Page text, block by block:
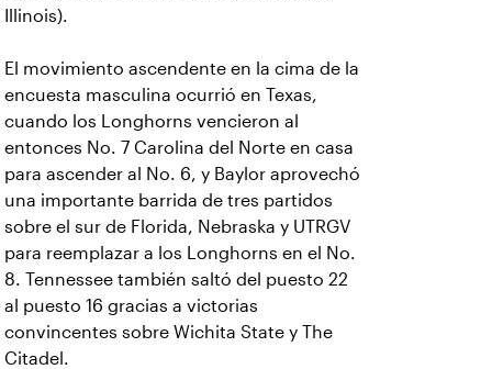
Illinois).
El movimiento ascendente en la cima de la
encuesta masculina ocurrió en Texas,
cuando los Longhorns vencieron al
entonces No. 7 Carolina del Norte en casa
para ascender al No. 6, y Baylor aprovechó
una importante barrida de tres partidos
sobre el sur de Florida, Nebraska y UTRGV
para reemplazar a los Longhorns en el No.
8. Tennessee también saltó del puesto 22
al puesto 16 gracias a victorias
convincentes sobre Wichita State y The
Citadel.